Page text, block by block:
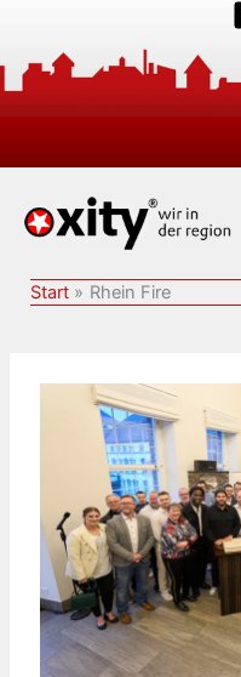
springen
Start Rhein Fire